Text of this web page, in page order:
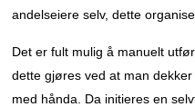
andelseiere selv, dette
Det er fult mulig å manuelt
dette gjøres ved at man
med hånda. Da initieres en